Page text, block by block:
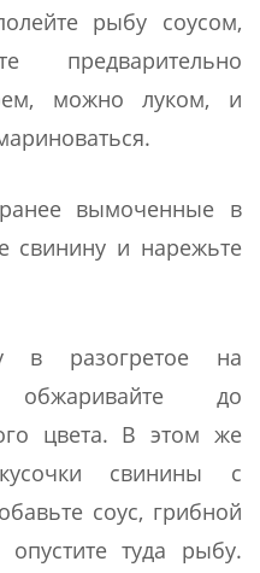
рыбу соусом,
предварительно
можно луком, и
вымоченные в
свинину и нарежьте
в разогретое на
до
цвета. В этом же
свинины с
соус, грибной
туда рыбу.